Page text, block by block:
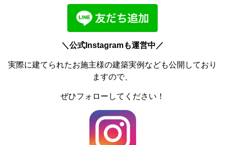
＼公式Instagramも運営中／
実際に建てられたお施主様の建築実例なども公開しており
ますので、
ぜひフォローしてください！